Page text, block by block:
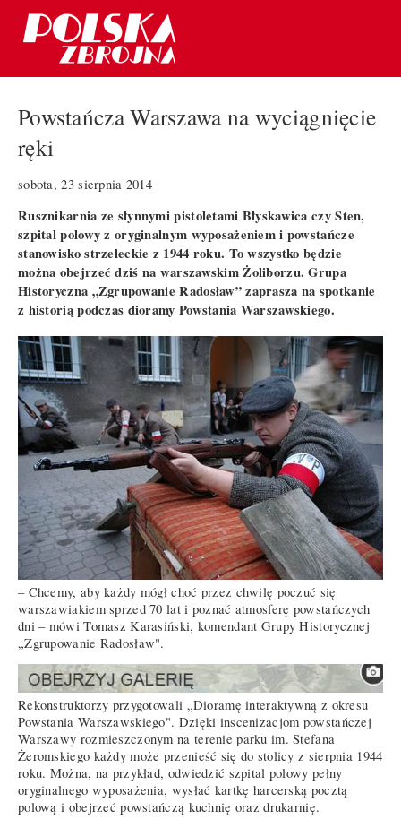
Powstańcza Warszawa na wyciągnięcie
ręki
sobota, 23 sierpnia 2014
Rusznikarnia ze słynnymi pistoletami Błyskawica czy Sten,
szpital polowy z oryginalnym wyposażeniem i powstańcze
stanowisko strzeleckie z 1944 roku. To wszystko będzie
można obejrzeć dziś na warszawskim Żoliborzu. Grupa
Historyczna „Zgrupowanie Radosław” zaprasza na spotkanie
z historią podczas dioramy Powstania Warszawskiego.
– Chcemy, aby każdy mógł choć przez chwilę poczuć się
warszawiakiem sprzed 70 lat i poznać atmosferę powstańczych
dni – mówi Tomasz Karasiński, komendant Grupy Historycznej
„Zgrupowanie Radosław".
Rekonstruktorzy przygotowali „Dioramę interaktywną z okresu
Powstania Warszawskiego". Dzięki inscenizacjom powstańczej
Warszawy rozmieszczonym na terenie parku im. Stefana
Żeromskiego każdy może przenieść się do stolicy z sierpnia 1944
roku. Można, na przykład, odwiedzić szpital polowy pełny
oryginalnego wyposażenia, wysłać kartkę harcerską pocztą
polową i obejrzeć powstańczą kuchnię oraz drukarnię.